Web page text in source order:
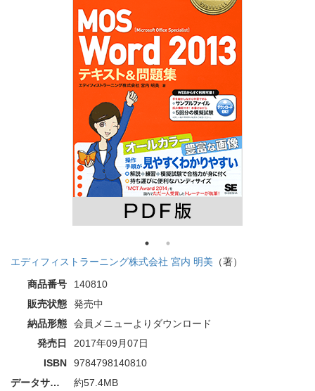
エディフィストラーニング株式会社 宮内 明美 （著）
商品番号
140810
販売状態
発売中
納品形態
会員メニューよりダウンロード
発売日
2017年09月07日
ISBN
9784798140810
データサイズ
約57.4MB